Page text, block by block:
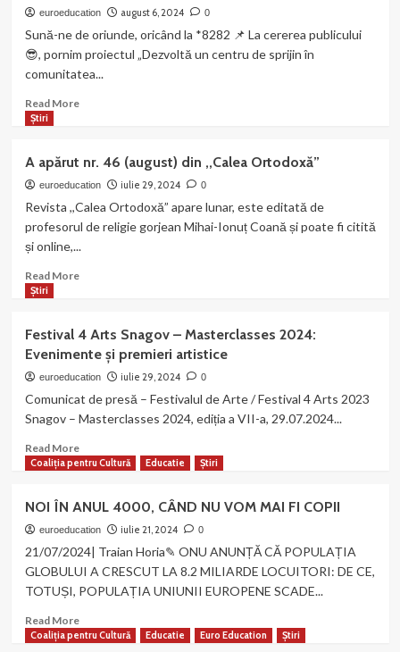
CHANGE”
euroeducation august 6, 2024 0
Sună-ne de oriunde, oricând la *8282 📌 La cererea publicului
😎, pornim proiectul „Dezvoltă un centru de sprijin în
comunitatea...
Read MoreRead
un
centru
de
sprijin
comunitatea
mentorat
pentru
instituții,
și
grupuri
inițiativă
Știri
A apărut nr. 46 (august) din ,,Calea Ortodoxă”
euroeducation iulie 29, 2024 0
Revista ,,Calea Ortodoxă” apare lunar, este editată de
profesorul de religie gorjean Mihai-Ionuț Coană și poate fi citită
și online,...
Read MoreRead
apărut
nr.
46
(august)
,,Calea
Știri
Festival 4 Arts Snagov – Masterclasses 2024:
Evenimente și premieri artistice
euroeducation iulie 29, 2024 0
Comunicat de presă – Festivalul de Arte / Festival 4 Arts 2023
Snagov – Masterclasses 2024, ediția a VII-a, 29.07.2024...
Read MoreRead
more
4
Arts
Snagov
–
2024:
și
Coaliția pentru Cultură Educatie Știri
NOI ÎN ANUL 4000, CÂND NU VOM MAI FI COPII
euroeducation iulie 21, 2024 0
21/07/2024| Traian Horia✎ ONU ANUNȚĂ CĂ POPULAȚIA
GLOBULUI A CRESCUT LA 8.2 MILIARDE LOCUITORI: DE CE,
TOTUȘI, POPULAȚIA UNIUNII EUROPENE SCADE...
Read MoreRead
more
Coaliția pentru Cultură Educatie Euro Education Știri